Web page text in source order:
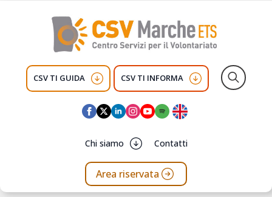
CSV TI GUIDA CSV TI INFORMA
Chi siamo Contatti
Area riservata